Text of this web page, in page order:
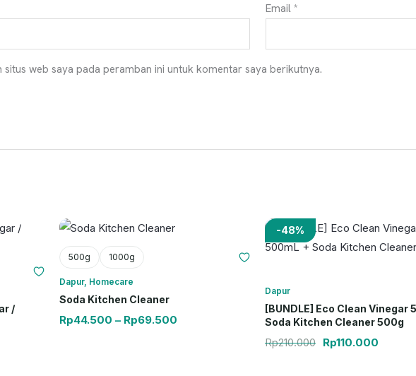
Email *
situs web saya pada peramban ini untuk komentar saya berikutnya.
/
500g 1000g
Dapur, Homecare
Soda Kitchen Cleaner
Rp44.500 – Rp69.500
Rentang harga: Rp44.500 hingga Rp69.500
-48%
Dapur
[BUNDLE] Eco Clean Vinegar
Soda Kitchen Cleaner 500g
Rp210.000
Harga aslinya
Rp110.000
Harga